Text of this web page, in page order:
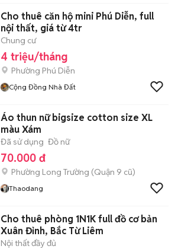
Cho thuê căn hộ mini Phú Diễn, full
nội thất, giá từ 4tr
Chung cư
4 triệu/tháng
Phường Phú Diễn
Cộng Đồng Nhà Đất
Áo thun nữ bigsize cotton size XL
màu Xám
Đã sử dụng Đồ nữ
70.000 đ
Phường Long Trường (Quận 9 cũ)
Thaodang
Cho thuê phòng 1N1K full đồ cơ bản
Xuân Đỉnh, Bắc Từ Liêm
Nội thất đầy đủ